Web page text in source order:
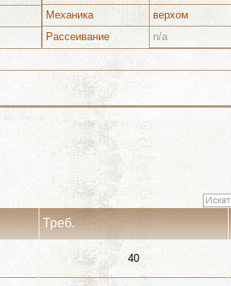
Механика
верхом
Рассеивание
n/a
Треб.
40